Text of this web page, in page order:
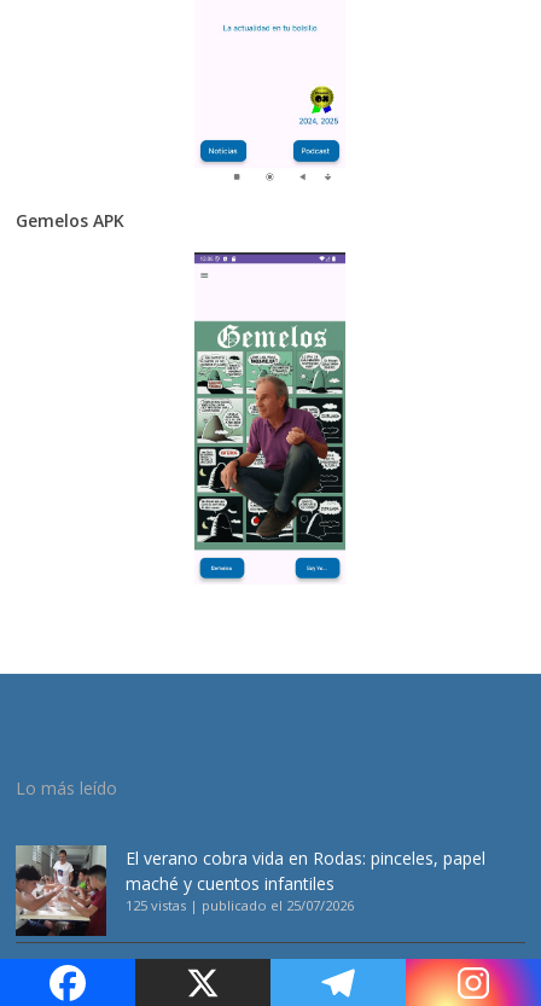
Gemelos APK
Lo más leído
El verano cobra vida en Rodas: pinceles, papel
maché y cuentos infantiles
125 vistas | publicado el 25/07/2026
Actualizan sobre el abasto de agua en la ciudad de